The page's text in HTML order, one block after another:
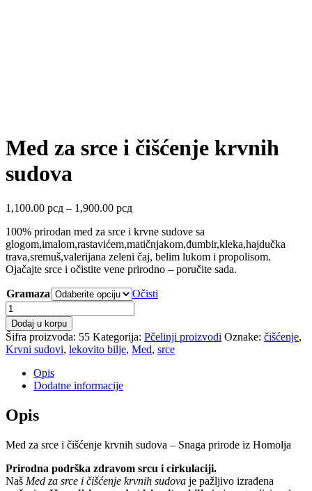
Med za srce i čišćenje krvnih
sudova
1,100.00 рсд – 1,900.00 рсдRaspon
od
1,100.00 рсд
do
1,900.00 рсд
100% prirodan med za srce i krvne sudove sa
glogom,imalom,rastavićem,matičnjakom,đumbir,kleka,hajdučka
trava,sremuš,valerijana zeleni čaj, belim lukom i propolisom.
Ojačajte srce i očistite vene prirodno – poručite sada.
Gramaza
Očisti
Med
za
srce
i
čišćenje
krvnih
sudova
količina
Dodaj u korpu
Šifra proizvoda: 55 Kategorija: Pčelinji proizvodi Oznake: čišćenje,
Krvni sudovi, lekovito bilje, Med, srce
Opis
Dodatne informacije
Opis
Med za srce i čišćenje krvnih sudova – Snaga prirode iz Homolja
Prirodna podrška zdravom srcu i cirkulaciji.
Naš Med za srce i čišćenje krvnih sudova je pažljivo izrađena